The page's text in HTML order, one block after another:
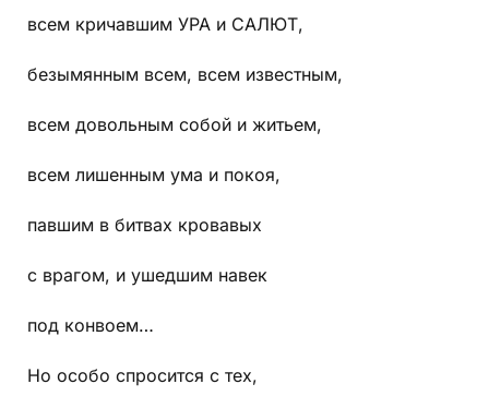
всем кричавшим УРА и САЛЮТ,
безымянным всем, всем известным,
всем довольным собой и житьем,
всем лишенным ума и покоя,
павшим в битвах кровавых
с врагом, и ушедшим навек
под конвоем…
Но особо спросится с тех,